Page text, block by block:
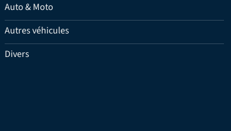
Auto & Moto
Autres véhicules
Divers